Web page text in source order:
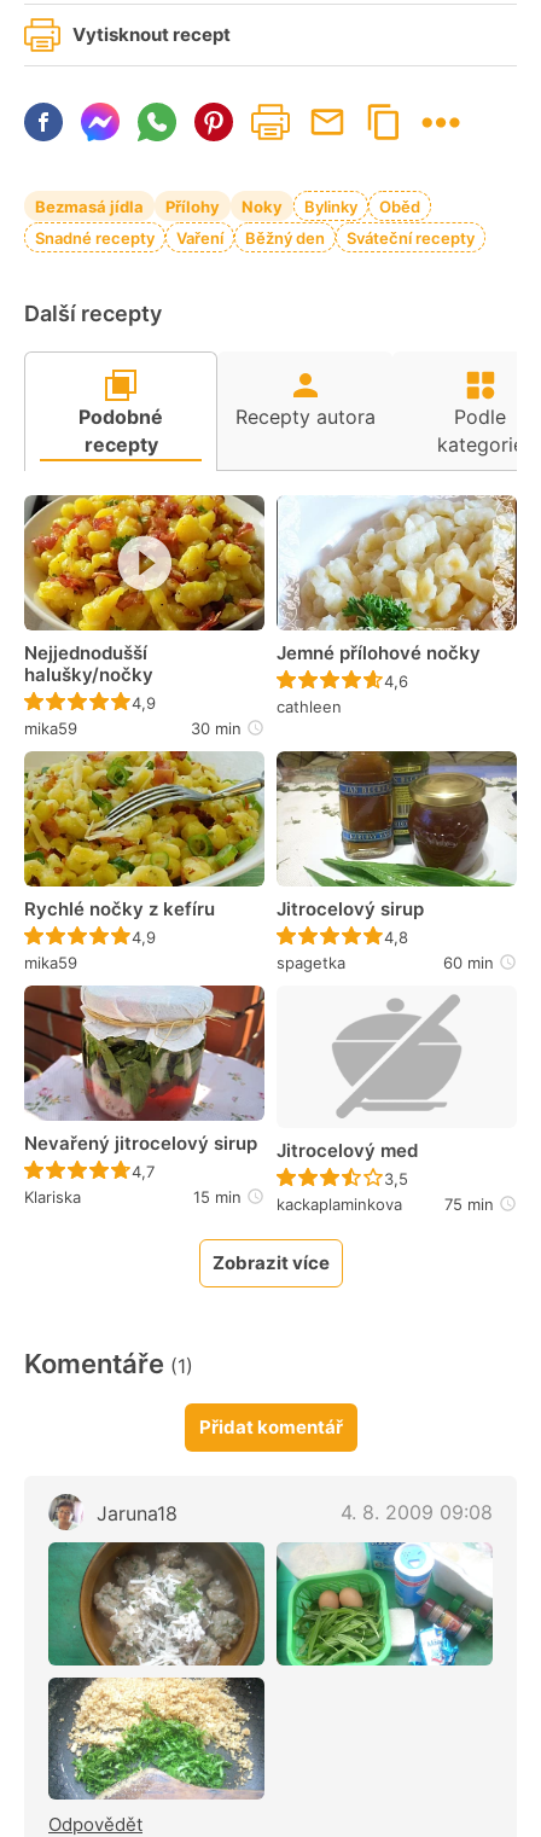
Vytisknout recept
Bezmasá jídla Přílohy Noky Bylinky
Oběd
Snadné recepty
Vaření Běžný den Sváteční recepty
Další recepty
Podobné
recepty
Recepty autora
Podle
kategorie
Nejjednodušší
halušky/nočky
Recept ještě nebyl hodnocen
4,9
mika59
30 min
Jemné přílohové nočky
Recept ještě nebyl
4,6
cathleen
Rychlé nočky z kefíru
Recept ještě nebyl hodnocen
4,9
mika59
Jitrocelový sirup
Recept ještě nebyl
4,8
spagetka
60 min
Nevařený jitrocelový sirup
Recept ještě nebyl hodnocen
4,7
Klariska
15 min
Jitrocelový med
Recept ještě nebyl
3,5
kackaplaminkova
75 min
Zobrazit více
Komentáře (1)
Přidat komentář
Jaruna18 4. 8. 2009 09:08
Odpovědět